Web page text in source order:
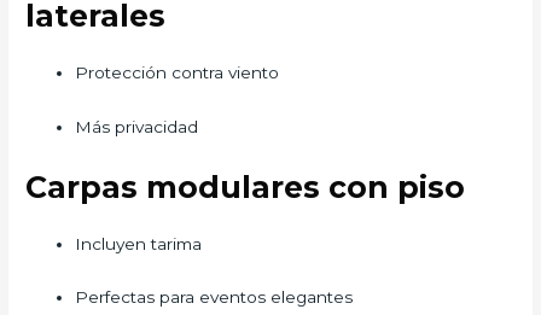
laterales
Protección contra viento
Más privacidad
Carpas modulares con piso
Incluyen tarima
Perfectas para eventos elegantes